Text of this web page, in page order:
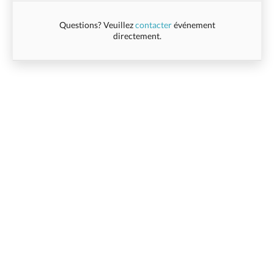
Questions? Veuillezcontacterévénement
directement.